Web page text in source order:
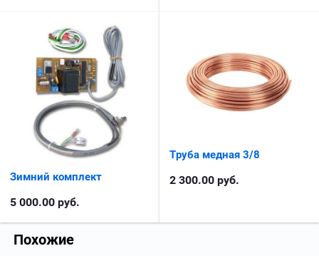
Зимний комплект
5 000.00 руб.
Труба медная 3/8
2 300.00 руб.
Похожие